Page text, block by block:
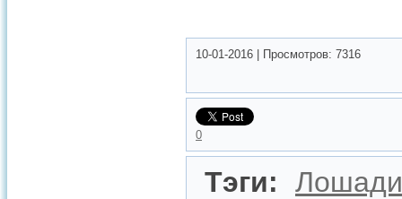
10-01-2016 Просмотров: 7316
0
Тэги: Лошади